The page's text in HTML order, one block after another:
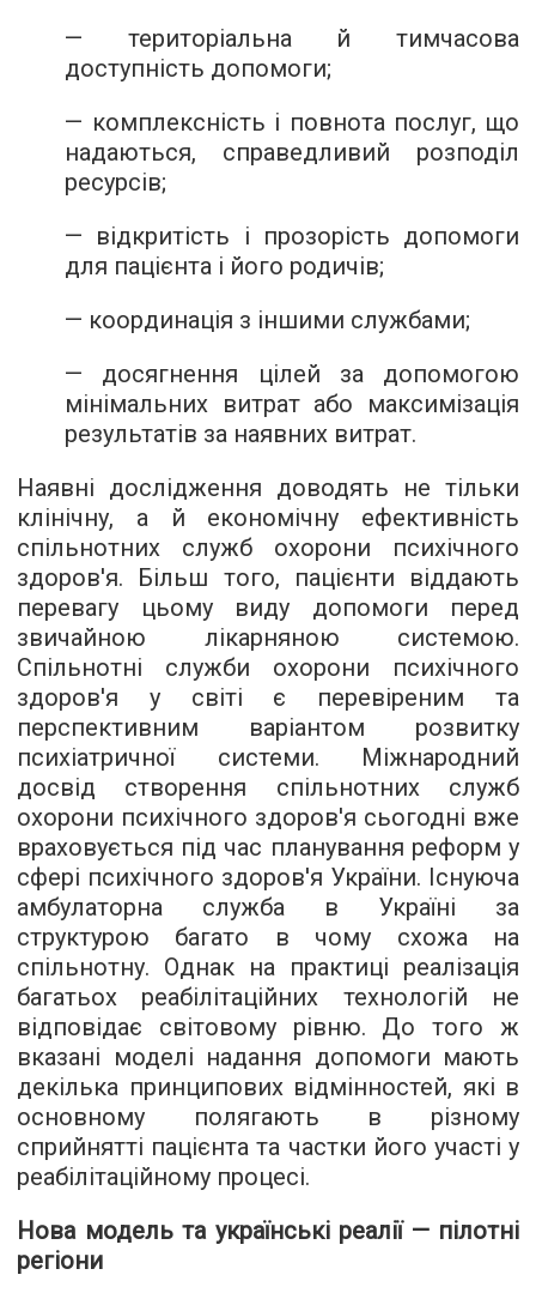
— територіальна й тимчасова
доступність допомоги;
— комплексність і повнота послуг, що
надаються, справедливий розподіл
ресурсів;
— відкритість і прозорість допомоги
для пацієнта і його родичів;
— координація з іншими службами;
— досягнення цілей за допомогою
мінімальних витрат або максимізація
результатів за наявних витрат.
Наявні дослідження доводять не тільки
клінічну, а й економічну ефективність
спільнотних служб охорони психічного
здоров'я. Більш того, пацієнти віддають
перевагу цьому виду допомоги перед
звичайною лікарняною системою.
Спільнотні служби охорони психічного
здоров'я у світі є перевіреним та
перспективним варіантом розвитку
психіатричної системи. Міжнародний
досвід створення спільнотних служб
охорони психічного здоров'я сьогодні вже
враховується під час планування реформ у
сфері психічного здоров'я України. Існуюча
амбулаторна служба в Україні за
структурою багато в чому схожа на
спільнотну. Однак на практиці реалізація
багатьох реабілітаційних технологій не
відповідає світовому рівню. До того ж
вказані моделі надання допомоги мають
декілька принципових відмінностей, які в
основному полягають в різному
сприйнятті пацієнта та частки його участі у
реабілітаційному процесі.
Нова модель та українські реалії — пілотні
регіони